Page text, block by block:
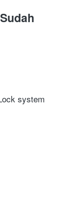
system